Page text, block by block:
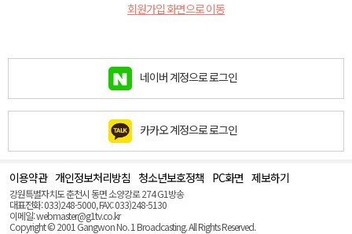
회원가입 화면으로 이동
네이버 계정으로 로그인
카카오 계정으로 로그인
이용약관 개인정보처리방침 청소년보호정책 PC화면 제보하기
강원특별자치도 춘천시 동면 소양강로 274 G1방송
대표전화: 033)248-5000, FAX: 033)248-5130
이메일: webmaster@g1tv.co.kr
Copyright © 2001 Gangwon No. 1 Broadcasting. All Rights Reserved.